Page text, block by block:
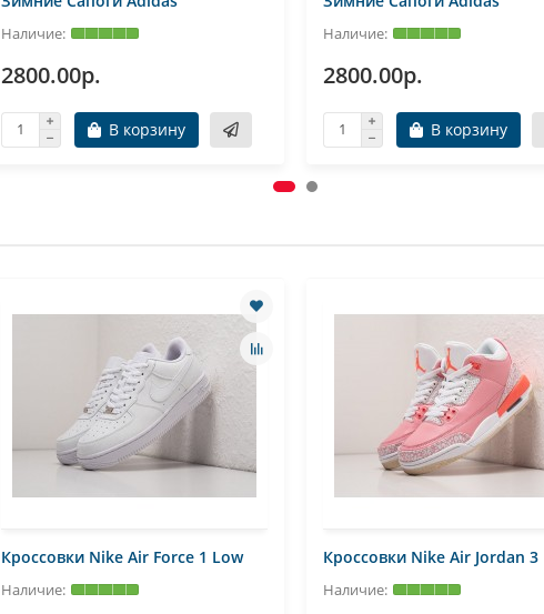
2800.00р.
В корзину
2800.00р.
В корзину
Кроссовки Nike Air Force 1 Low Кроссовки Nike Air Jordan 3